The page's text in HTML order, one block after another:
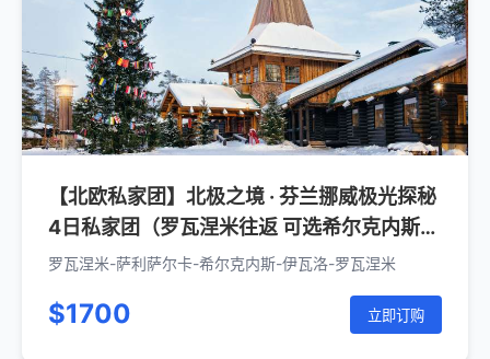
【北欧私家团】北极之境 · 芬兰挪威极光探秘
4日私家团（罗瓦涅米往返 可选希尔克内斯/
伊瓦洛下）
罗瓦涅米-萨利萨尔卡-希尔克内斯-伊瓦洛-罗瓦涅米
$1700 立即订购